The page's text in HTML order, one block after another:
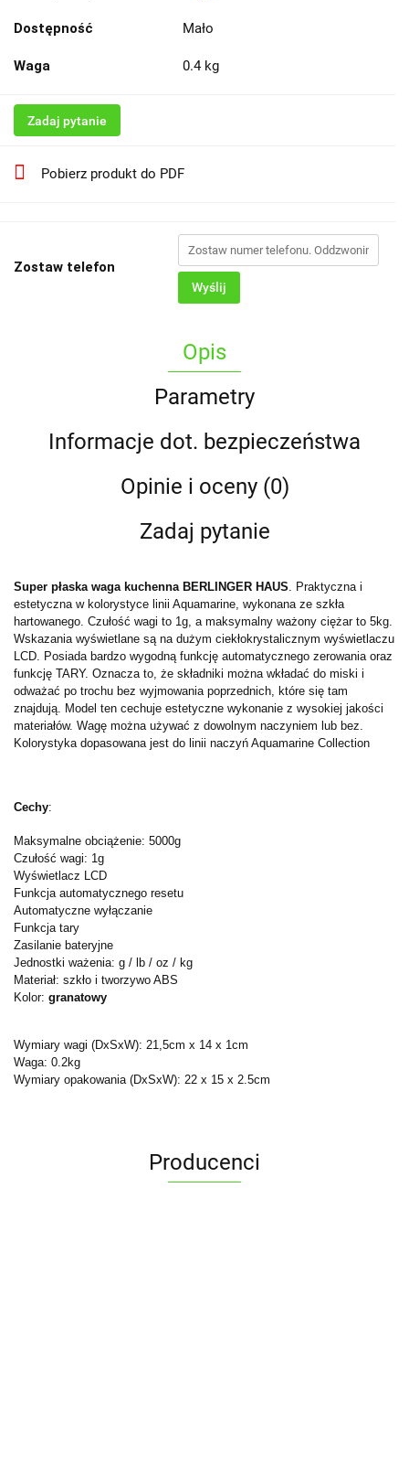
Dostępność Mało
Waga 0.4 kg
Zadaj pytanie
Pobierz produkt do PDF
Zostaw telefon
Wyślij
Opis
Parametry
Informacje dot. bezpieczeństwa
Opinie i oceny (0)
Zadaj pytanie
Super płaska waga kuchenna BERLINGER HAUS . Praktyczna i
estetyczna w kolorystyce linii Aquamarine, wykonana ze szkła
hartowanego. Czułość wagi to 1g, a maksymalny ważony ciężar to 5kg.
Wskazania wyświetlane są na dużym ciekłokrystalicznym wyświetlaczu
LCD. Posiada bardzo wygodną funkcję automatycznego zerowania oraz
funkcję TARY. Oznacza to, że składniki można wkładać do miski i
odważać po trochu bez wyjmowania poprzednich, które się tam
znajdują. Model ten cechuje estetyczne wykonanie z wysokiej jakości
materiałów. Wagę można używać z dowolnym naczyniem lub bez.
Kolorystyka dopasowana jest do linii naczyń Aquamarine Collection
Cechy:
Maksymalne obciążenie: 5000g
Czułość wagi: 1g
Wyświetlacz LCD
Funkcja automatycznego resetu
Automatyczne wyłączanie
Funkcja tary
Zasilanie bateryjne
Jednostki ważenia: g / lb / oz / kg
Materiał: szkło i tworzywo ABS
Kolor: granatowy
Wymiary wagi (DxSxW): 21,5cm x 14 x 1cm
Waga: 0.2kg
Wymiary opakowania (DxSxW): 22 x 15 x 2.5cm
Producenci